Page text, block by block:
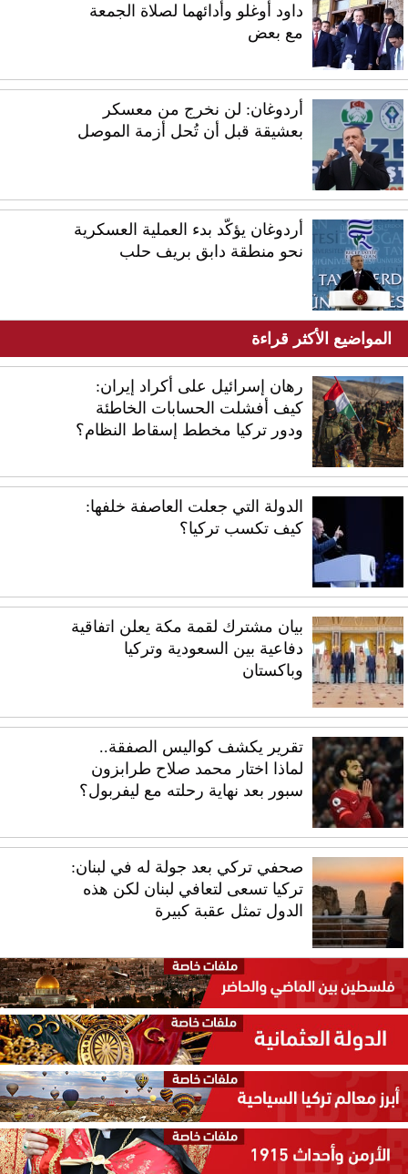
داود أوغلو وأدائهما لصلاة الجمعة
مع بعض
أردوغان: لن نخرج من معسكر
بعشيقة قبل أن تُحل أزمة الموصل
أردوغان يؤكّد بدء العملية العسكرية
نحو منطقة دابق بريف حلب
المواضيع الأكثر قراءة
رهان إسرائيل على أكراد إيران:
كيف أفشلت الحسابات الخاطئة
ودور تركيا مخطط إسقاط النظام؟
الدولة التي جعلت العاصفة خلفها:
كيف تكسب تركيا؟
بيان مشترك لقمة مكة يعلن اتفاقية
دفاعية بين السعودية وتركيا
وباكستان
تقرير يكشف كواليس الصفقة..
لماذا اختار محمد صلاح طرابزون
سبور بعد نهاية رحلته مع ليفربول؟
صحفي تركي بعد جولة له في لبنان:
تركيا تسعى لتعافي لبنان لكن هذه
الدول تمثل عقبة كبيرة